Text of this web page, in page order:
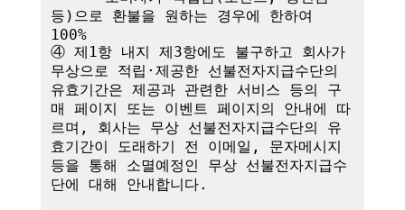
등)으로 환불을 원하는 경우에 한하여
100%
④ 제1항 내지 제3항에도 불구하고 회사가
무상으로 적립·제공한 선불전자지급수단의
유효기간은 제공과 관련한 서비스 등의 구
매 페이지 또는 이벤트 페이지의 안내에 따
르며, 회사는 무상 선불전자지급수단의 유
효기간이 도래하기 전 이메일, 문자메시지
등을 통해 소멸예정인 무상 선불전자지급수
단에 대해 안내합니다.